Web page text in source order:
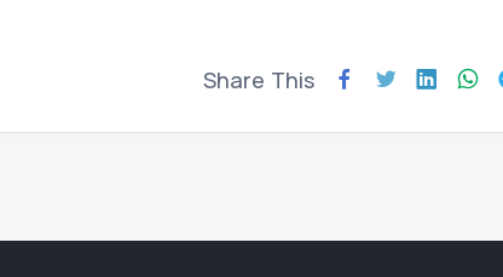
Share This